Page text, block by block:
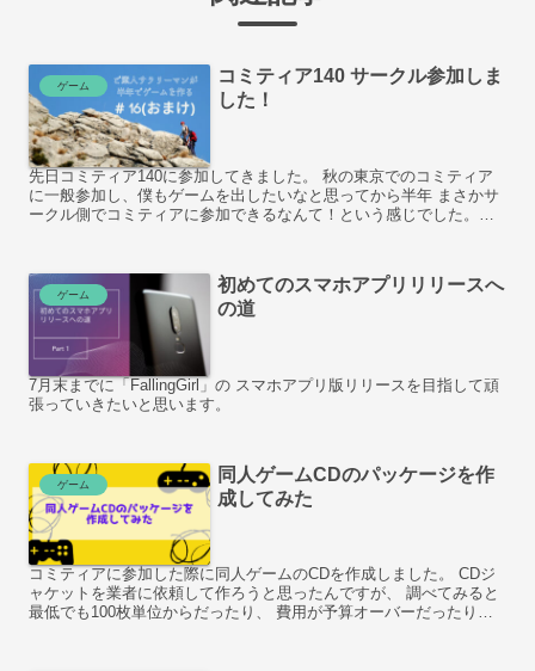
ゲーム
コミティア140 サークル参加しま
した！
先日コミティア140に参加してきました。 秋の東京でのコミティア
に一般参加し、僕もゲームを出したいなと思ってから半年 まさかサ
ークル側でコミティアに参加できるなんて！という感じでした。感
ゲーム
初めてのスマホアプリリリースへ
の道
7月末までに「FallingGirl」の スマホアプリ版リリースを目指して頑
張っていきたいと思います。
ゲーム
同人ゲームCDのパッケージを作
成してみた
コミティアに参加した際に同人ゲームのCDを作成しました。 CDジ
ャケットを業者に依頼して作ろうと思ったんですが、 調べてみると
最低でも100枚単位からだったり、 費用が予算オーバーだったりし